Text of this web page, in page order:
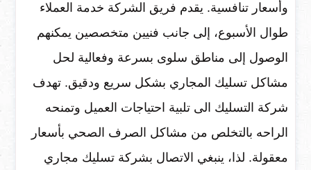
وأسعار تنافسية. يقدم فريق الشركة خدمة العملاء
طوال الأسبوع، إلى جانب فنيين متخصصين يمكنهم
الوصول إلى مناطق سلوى بسرعة وفعالية لحل
مشاكل تسليك المجاري بشكل سريع ودقيق. تهدف
شركة التسليك الى تلبية احتياجات العميل وتمنحه
الراحه بالتخلص من مشاكل الصرف الصحي بأسعار
معقولة. لذا، ينبغي الاتصال بشركة تسليك مجاري